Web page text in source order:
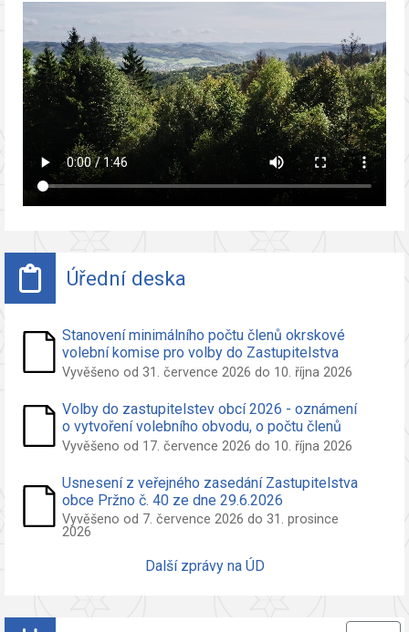
Úřední deska
Stanovení minimálního počtu členů okrskové
volební komise pro volby do Zastupitelstva
obce Pržno
Vyvěšeno od 31. července 2026 do 10. října 2026
Volby do zastupitelstev obcí 2026 - oznámení
o vytvoření volebního obvodu, o počtu členů
zastupitelstva volených ve volebním obvodu a
nezávislého kandidáta a sdružení nezáv.
kandidátů
Vyvěšeno od 17. července 2026 do 10. října 2026
Usnesení z veřejného zasedání Zastupitelstva
obce Pržno č. 40 ze dne 29.6.2026
Vyvěšeno od 7. července 2026 do 31. prosince
2026
Další zprávy na ÚD